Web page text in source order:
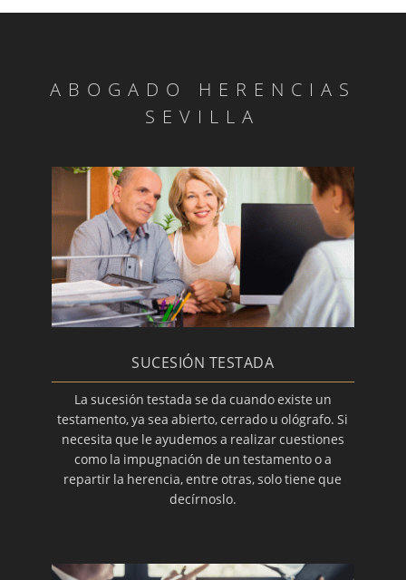
ABOGADO HERENCIAS
SEVILLA
SUCESIÓN TESTADA
La sucesión testada se da cuando existe un
testamento, ya sea abierto, cerrado u ológrafo. Si
necesita que le ayudemos a realizar cuestiones
como la impugnación de un testamento o a
repartir la herencia, entre otras, solo tiene que
decírnoslo.